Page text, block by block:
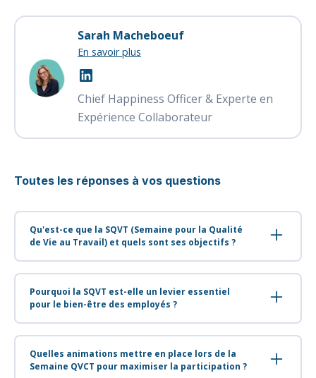
Sarah Macheboeuf
Chief Happiness Officer & Experte en
Expérience Collaborateur
En savoir plus
Toutes les réponses à vos questions
Qu'est-ce que la SQVT (Semaine pour la Qualité
de Vie au Travail) et quels sont ses objectifs ?
La SQVT est l'ancien nom de ce qui est devenu la
Semaine QVCT (Qualité de Vie et des Conditions
de Travail), coordonnée chaque année par
l'ANACT en juin. Ses objectifs : mobiliser
bien-être au travail, valoriser les initiatives
Pourquoi la SQVT est-elle un levier essentiel
pour le bien-être des employés ?
La SQVT est un levier essentiel car elle crée un
temps fort institutionnel qui légitime la
conversation sur le bien-être au travail. Elle
Quelles animations mettre en place lors de la
Semaine QVCT pour maximiser la participation ?